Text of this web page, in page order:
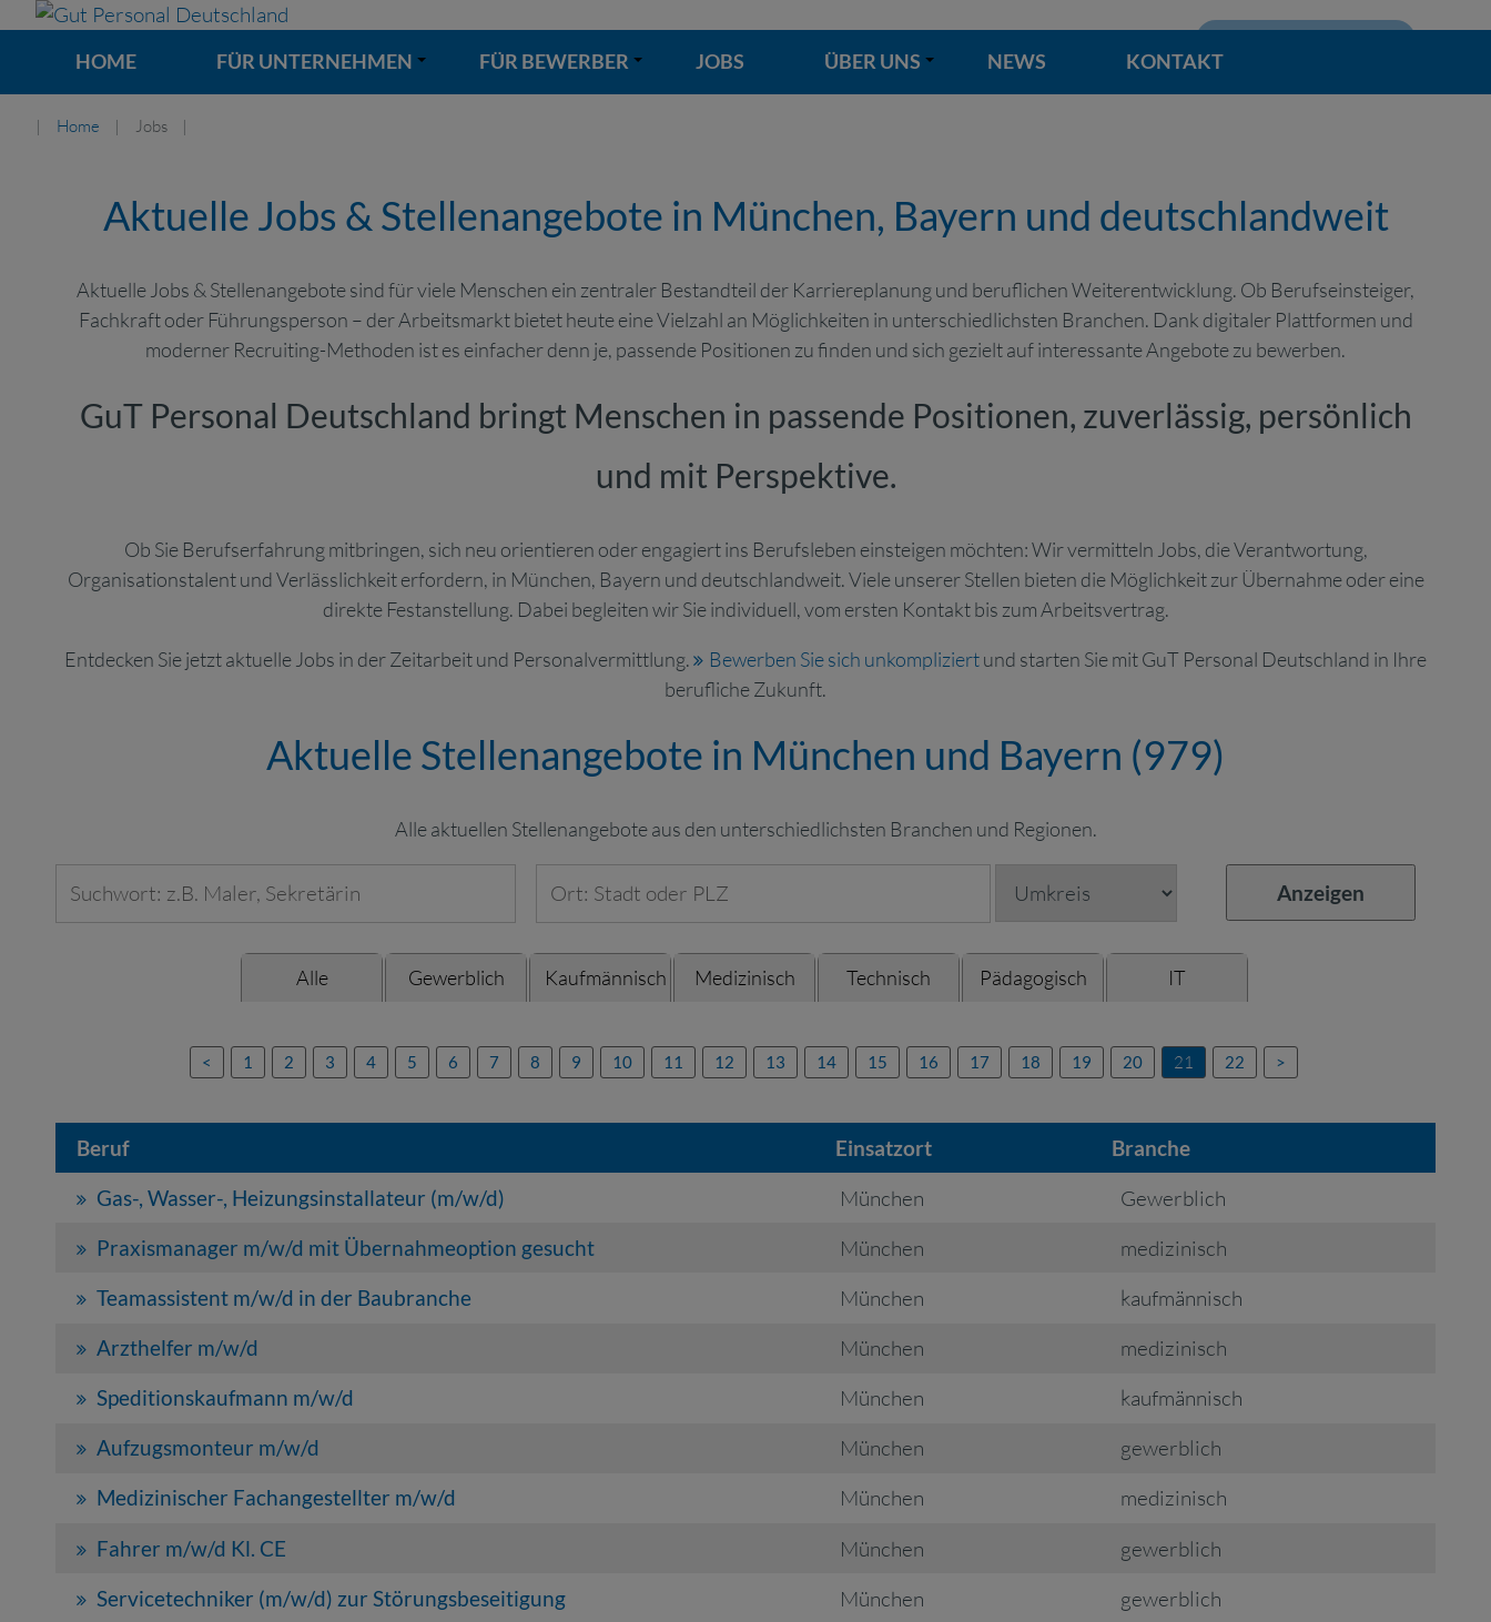
HOME FÜR UNTERNEHMEN FÜR BEWERBER JOBS ÜBER UNS NEWS KONTAKT
Home Jobs
Aktuelle Jobs & Stellenangebote in München, Bayern und deutschlandweit
Aktuelle Jobs & Stellenangebote sind für viele Menschen ein zentraler Bestandteil der Karriereplanung und beruflichen Weiterentwicklung. Ob Berufseinsteiger,
Fachkraft oder Führungsperson – der Arbeitsmarkt bietet heute eine Vielzahl an Möglichkeiten in unterschiedlichsten Branchen. Dank digitaler Plattformen und
moderner Recruiting-Methoden ist es einfacher denn je, passende Positionen zu finden und sich gezielt auf interessante Angebote zu bewerben.
GuT Personal Deutschland bringt Menschen in passende Positionen, zuverlässig, persönlich
und mit Perspektive.
Ob Sie Berufserfahrung mitbringen, sich neu orientieren oder engagiert ins Berufsleben einsteigen möchten: Wir vermitteln Jobs, die Verantwortung,
Organisationstalent und Verlässlichkeit erfordern, in München, Bayern und deutschlandweit. Viele unserer Stellen bieten die Möglichkeit zur Übernahme oder eine
direkte Festanstellung. Dabei begleiten wir Sie individuell, vom ersten Kontakt bis zum Arbeitsvertrag.
Entdecken Sie jetzt aktuelle Jobs in der Zeitarbeit und Personalvermittlung. Bewerben Sie sich unkompliziertund starten Sie mit GuT Personal Deutschland in Ihre
berufliche Zukunft.
Aktuelle Stellenangebote in München und Bayern (979)
Alle aktuellen Stellenangebote aus den unterschiedlichsten Branchen und Regionen.
Alle Gewerblich Kaufmännisch Medizinisch Technisch Pädagogisch IT
< 1 2 3 4 5 6 7 8 9 10 11 12 13 14 15 16 17 18 19 20 21 22 >
Beruf Einsatzort
Branche
Gas-, Wasser-, Heizungsinstallateur (m/w/d)
München Gewerblich
Praxismanager m/w/d mit Übernahmeoption gesucht München medizinisch
Teamassistent m/w/d in der Baubranche München kaufmännisch
Arzthelfer m/w/d München medizinisch
Speditionskaufmann m/w/d München kaufmännisch
Aufzugsmonteur m/w/d München gewerblich
Medizinischer Fachangestellter m/w/d München medizinisch
Fahrer m/w/d Kl. CE München gewerblich
Servicetechniker (m/w/d) zur Störungsbeseitigung München gewerblich